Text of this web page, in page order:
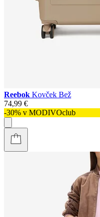
Reebok Kovček Bež
74,99 €
-30% v MODIVOclub